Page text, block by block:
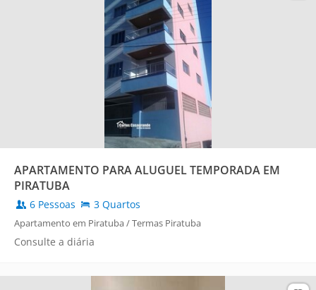
APARTAMENTO PARA ALUGUEL TEMPORADA EM
PIRATUBA
6 Pessoas 3 Quartos
Apartamento em Piratuba / Termas Piratuba
Consulte a diária